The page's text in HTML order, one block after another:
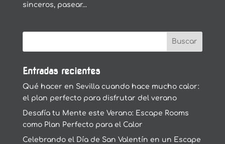
sinceros, pasear...
Entradas recientes
Qué hacer en Sevilla cuando hace mucho calor:
el plan perfecto para disfrutar del verano
Desafía tu Mente este Verano: Escape Rooms
como Plan Perfecto para el Calor
Celebrando el Día de San Valentín en un Escape